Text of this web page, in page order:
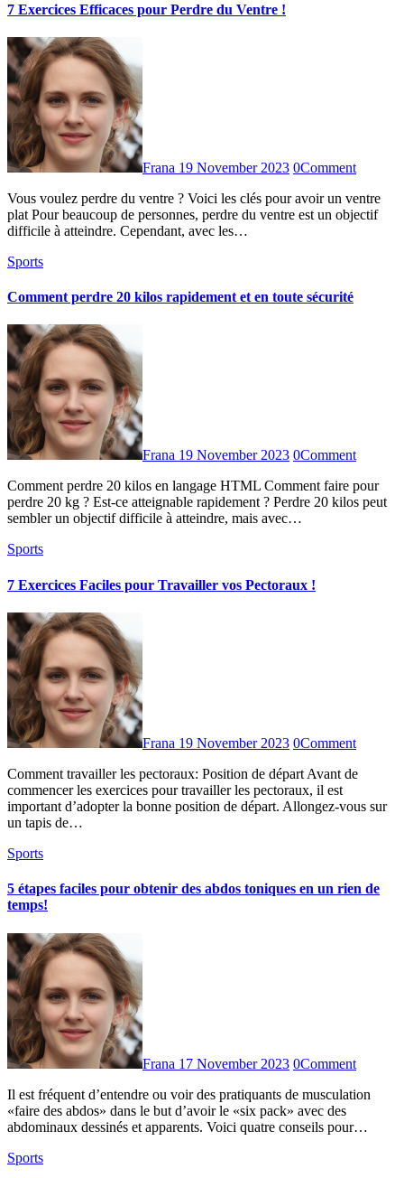
7 Exercices Efficaces pour Perdre du Ventre !
Frana 19 November 2023 0Comment
Vous voulez perdre du ventre ? Voici les clés pour avoir un ventre
plat Pour beaucoup de personnes, perdre du ventre est un objectif
difficile à atteindre. Cependant, avec les…
Sports
Comment perdre 20 kilos rapidement et en toute sécurité
Frana 19 November 2023 0Comment
Comment perdre 20 kilos en langage HTML Comment faire pour
perdre 20 kg ? Est-ce atteignable rapidement ? Perdre 20 kilos peut
sembler un objectif difficile à atteindre, mais avec…
Sports
7 Exercices Faciles pour Travailler vos Pectoraux !
Frana 19 November 2023 0Comment
Comment travailler les pectoraux: Position de départ Avant de
commencer les exercices pour travailler les pectoraux, il est
important d’adopter la bonne position de départ. Allongez-vous sur
un tapis de…
Sports
5 étapes faciles pour obtenir des abdos toniques en un rien de
temps!
Frana 17 November 2023 0Comment
Il est fréquent d’entendre ou voir des pratiquants de musculation
«faire des abdos» dans le but d’avoir le «six pack» avec des
abdominaux dessinés et apparents. Voici quatre conseils pour…
Sports